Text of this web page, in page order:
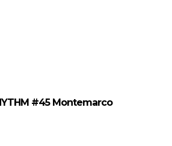
#45 Montemarco